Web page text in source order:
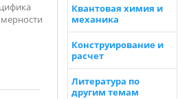
Квантовая химия и
механика
Конструирование и
расчет
Литература по
другим темам